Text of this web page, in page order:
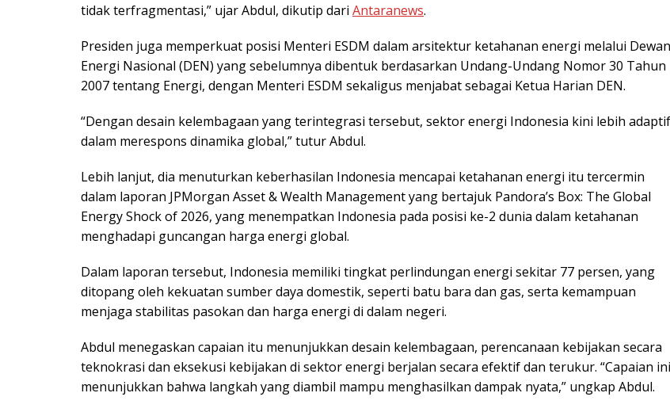
tidak terfragmentasi,” ujar Abdul, dikutip dari Antaranews.
Presiden juga memperkuat posisi Menteri ESDM dalam arsitektur ketahanan energi melalui Dewan
Energi Nasional (DEN) yang sebelumnya dibentuk berdasarkan Undang-Undang Nomor 30 Tahun
2007 tentang Energi, dengan Menteri ESDM sekaligus menjabat sebagai Ketua Harian DEN.
“Dengan desain kelembagaan yang terintegrasi tersebut, sektor energi Indonesia kini lebih adaptif
dalam merespons dinamika global,” tutur Abdul.
Lebih lanjut, dia menuturkan keberhasilan Indonesia mencapai ketahanan energi itu tercermin
dalam laporan JPMorgan Asset & Wealth Management yang bertajuk Pandora’s Box: The Global
Energy Shock of 2026, yang menempatkan Indonesia pada posisi ke-2 dunia dalam ketahanan
menghadapi guncangan harga energi global.
Dalam laporan tersebut, Indonesia memiliki tingkat perlindungan energi sekitar 77 persen, yang
ditopang oleh kekuatan sumber daya domestik, seperti batu bara dan gas, serta kemampuan
menjaga stabilitas pasokan dan harga energi di dalam negeri.
Abdul menegaskan capaian itu menunjukkan desain kelembagaan, perencanaan kebijakan secara
teknokrasi dan eksekusi kebijakan di sektor energi berjalan secara efektif dan terukur. “Capaian ini
menunjukkan bahwa langkah yang diambil mampu menghasilkan dampak nyata,” ungkap Abdul.